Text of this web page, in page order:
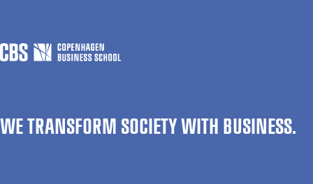
WE TRANSFORM SOCIETY WITH BUSINESS.